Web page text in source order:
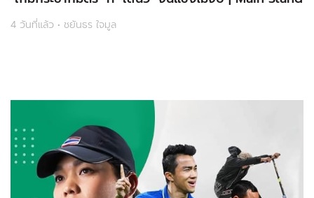
4 วันที่แล้ว • ชยันธร ใจมูล